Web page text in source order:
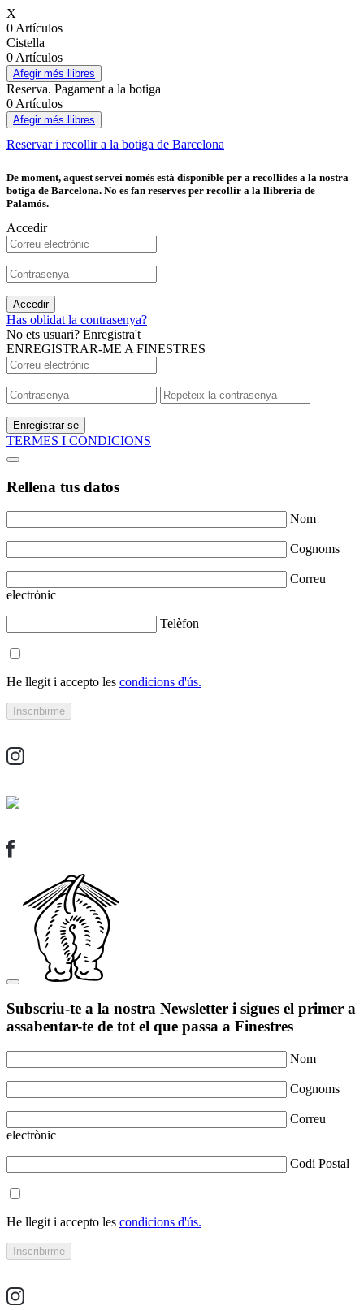
X
0 Artículos
Cistella
0 Artículos
Afegir més llibres
Reserva. Pagament a la botiga
0 Artículos
Afegir més llibres
Reservar i recollir a la botiga de Barcelona
De moment, aquest servei només està disponible per a recollides a la nostra
botiga de Barcelona. No es fan reserves per recollir a la llibreria de
Palamós.
Accedir
Accedir
Has oblidat la contrasenya?
No ets usuari? Enregistra't
ENREGISTRAR-ME A FINESTRES
Enregistrar-se
TERMES I CONDICIONS
Rellena tus datos
Nom
Cognoms
Correu
electrònic
Telèfon
He llegit i accepto les condicions d'ús.
Subscriu-te a la nostra Newsletter i sigues el primer a
assabentar-te de tot el que passa a Finestres
Nom
Cognoms
Correu
electrònic
Codi Postal
He llegit i accepto les condicions d'ús.